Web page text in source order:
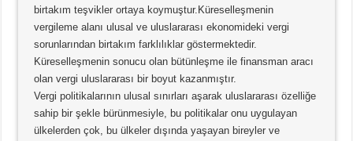
birtakım teşvikler ortaya koymuştur.Küreselleşmenin
vergileme alanı ulusal ve uluslararası ekonomideki vergi
sorunlarından birtakım farklılıklar göstermektedir.
Küreselleşmenin sonucu olan bütünleşme ile finansman aracı
olan vergi uluslararası bir boyut kazanmıştır.
Vergi politikalarının ulusal sınırları aşarak uluslararası özelliğe
sahip bir şekle bürünmesiyle, bu politikalar onu uygulayan
ülkelerden çok, bu ülkeler dışında yaşayan bireyler ve